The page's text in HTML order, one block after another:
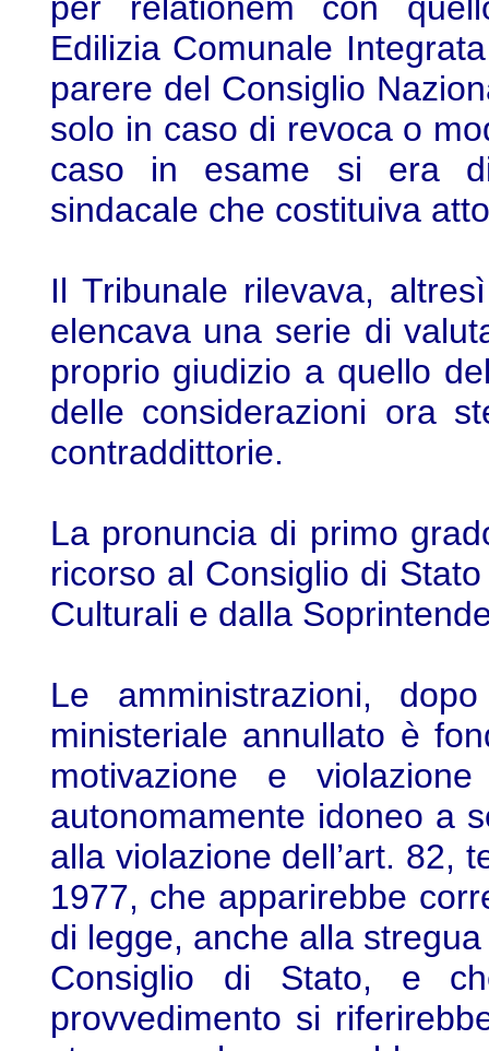
Edilizia Comunale
parere del Consiglio
solo in caso di revoca o
caso in esame si era
sindacale che costituiva
Il Tribunale rilevava,
elencava una serie di
proprio giudizio a quello
delle considerazioni ora
contraddittorie.
La pronuncia di primo
ricorso al Consiglio di
Culturali e dalla
Le amministrazioni,
ministeriale annullato è
motivazione e
autonomamente idoneo a
alla violazione dell’art. 82,
1977, che apparirebbe
di legge, anche alla
Consiglio di Stato, e
provvedimento si